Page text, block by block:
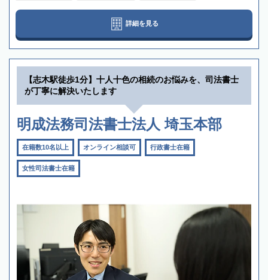
詳細を見る
【志木駅徒歩1分】十人十色の相続のお悩みを、司法書士
が丁寧に解決いたします
明成法務司法書士法人 埼玉本部
在籍数10名以上 オンライン相談可 行政書士在籍
女性司法書士在籍